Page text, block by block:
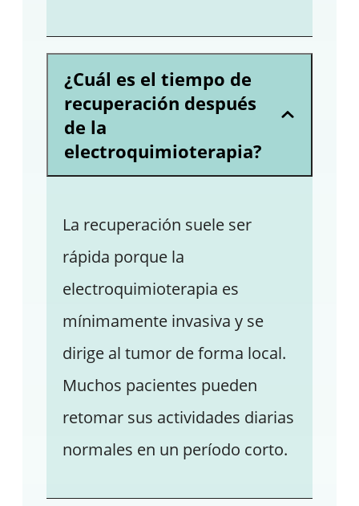
¿Cuál es el tiempo de
recuperación después
de la
electroquimioterapia?
La recuperación suele ser
rápida porque la
electroquimioterapia es
mínimamente invasiva y se
dirige al tumor de forma local.
Muchos pacientes pueden
retomar sus actividades diarias
normales en un período corto.